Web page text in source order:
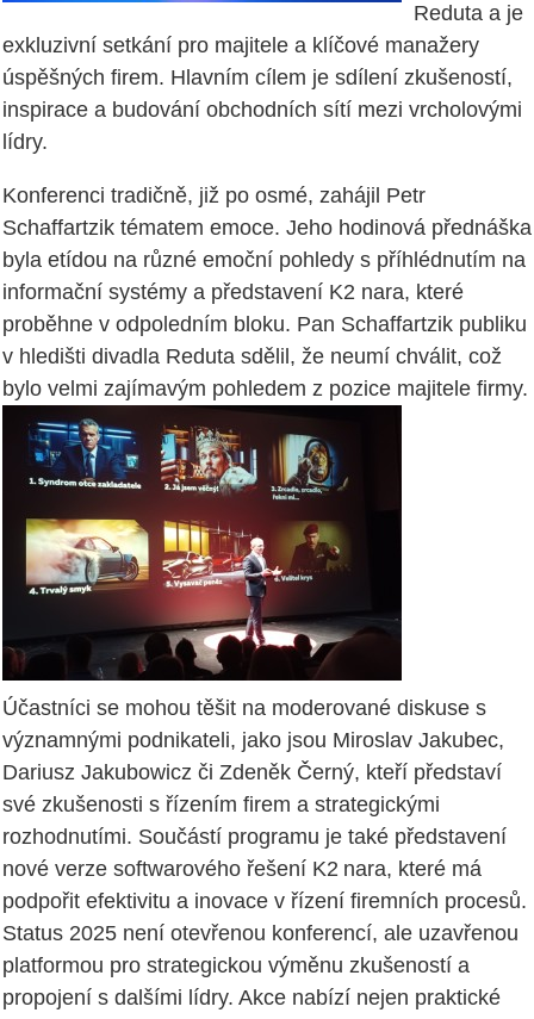
Reduta a je
exkluzivní setkání pro majitele a klíčové manažery
úspěšných firem. Hlavním cílem je sdílení zkušeností,
inspirace a budování obchodních sítí mezi vrcholovými
lídry.
Konferenci tradičně, již po osmé, zahájil Petr
Schaffartzik tématem emoce. Jeho hodinová přednáška
byla etídou na různé emoční pohledy s příhlédnutím na
informační systémy a představení K2 nara, které
proběhne v odpoledním bloku. Pan Schaffartzik publiku
v hledišti divadla Reduta sdělil, že neumí chválit, což
bylo velmi zajímavým pohledem z pozice majitele firmy.
Účastníci se mohou těšit na moderované diskuse s
významnými podnikateli, jako jsou Miroslav Jakubec,
Dariusz Jakubowicz či Zdeněk Černý, kteří představí
své zkušenosti s řízením firem a strategickými
rozhodnutími. Součástí programu je také představení
nové verze softwarového řešení K2 nara, které má
podpořit efektivitu a inovace v řízení firemních procesů.
Status 2025 není otevřenou konferencí, ale uzavřenou
platformou pro strategickou výměnu zkušeností a
propojení s dalšími lídry. Akce nabízí nejen praktické